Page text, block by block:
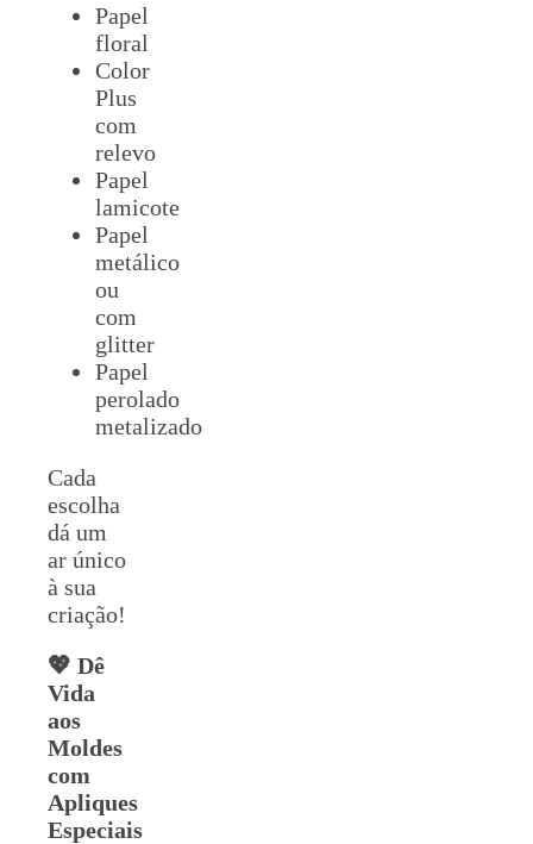
Papel
floral
Color
Plus
com
relevo
Papel
lamicote
Papel
metálico
ou
com
glitter
Papel
perolado
metalizado
Cada
escolha
dá um
ar único
à sua
criação!
💖 Dê
Vida
aos
Moldes
com
Apliques
Especiais